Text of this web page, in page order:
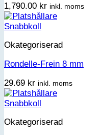
1,790.00 kr inkl. moms
Snabbkoll
Okategoriserad
Rondelle-Frein 8 mm
29.69 kr inkl. moms
Snabbkoll
Okategoriserad